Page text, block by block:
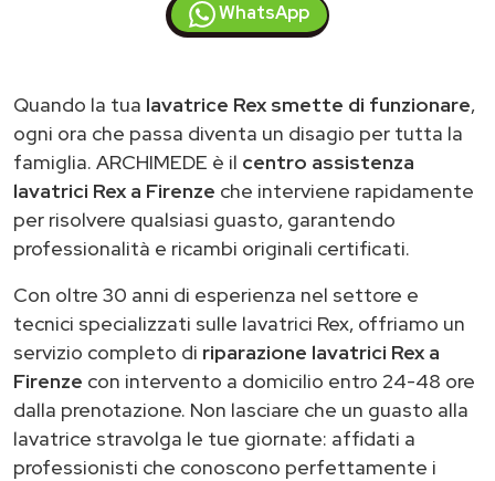
WhatsApp
Quando la tua lavatrice Rex smette di funzionare,
ogni ora che passa diventa un disagio per tutta la
famiglia. ARCHIMEDE è il centro assistenza
lavatrici Rex a Firenze che interviene rapidamente
per risolvere qualsiasi guasto, garantendo
professionalità e ricambi originali certificati.
Con oltre 30 anni di esperienza nel settore e
tecnici specializzati sulle lavatrici Rex, offriamo un
servizio completo di riparazione lavatrici Rex a
Firenze con intervento a domicilio entro 24-48 ore
dalla prenotazione. Non lasciare che un guasto alla
lavatrice stravolga le tue giornate: affidati a
professionisti che conoscono perfettamente i